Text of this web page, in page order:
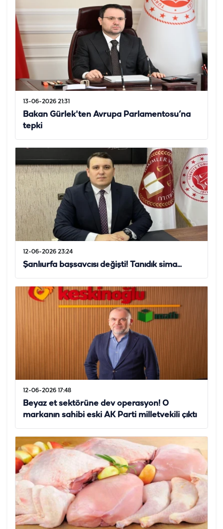
13-06-2026 21:31
Bakan Gürlek'ten Avrupa Parlamentosu’na
tepki
12-06-2026 23:24
Şanlıurfa başsavcısı değişti! Tanıdık sima...
12-06-2026 17:48
Beyaz et sektörüne dev operasyon! O
markanın sahibi eski AK Parti milletvekili çıktı